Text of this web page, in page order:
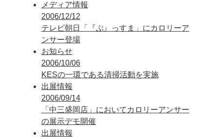
メディア情報
2006/12/12
テレビ朝日「『ぷ』っすま」にカロリーア
ンサー登場
お知らせ
2006/10/06
KESの一環である清掃活動を実施
出展情報
2006/09/14
「中三盛岡店」においてカロリーアンサー
の展示デモ開催
出展情報